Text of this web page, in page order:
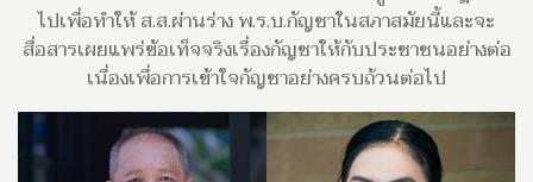
ไปเพื่อทำให้ ส.ส.ผ่านร่าง พ.ร.บ.กัญชาในสภาสมัยนี้และจะ
สื่อสารเผยแพร่ข้อเท็จจริงเรื่องกัญชาให้กับประชาชนอย่างต่อ
เนื่องเพื่อการเข้าใจกัญชาอย่างครบถ้วนต่อไป